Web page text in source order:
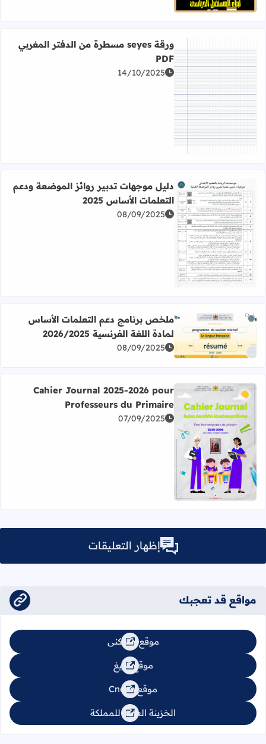
اقرأ المزيد عن ورقة seyes مسطرة من الدفتر المغربي PDF
ورقة seyes مسطرة من الدفتر المغربي
PDF
14/10/2025
اقرأ المزيد عن دليل موجهات تدبير روائز الموضعة ودعم
دليل موجهات تدبير روائز الموضعة ودعم
التعلمات الأساس 2025
08/09/2025
اقرأ المزيد عن ملخص برنامج دعم التعلمات الأساس لمادة اللغة
ملخص برنامج دعم التعلمات الأساس
لمادة اللغة الفرنسية 2026/2025
08/09/2025
اقرأ المزيد عن Cahier Journal 2025-2026 pour Professeurs du Primaire
Cahier Journal 2025-2026 pour
Professeurs du Primaire
07/09/2025
إظهار التعليقات
مواقع قد تعجبك
موقع السكنى
موقع تبليغ
موقع Cnops
الخزينة العامة للمملكة